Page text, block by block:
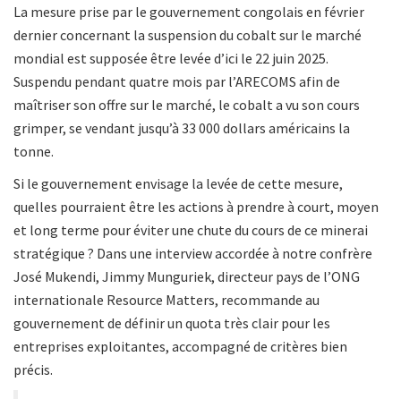
La mesure prise par le gouvernement congolais en février
dernier concernant la suspension du cobalt sur le marché
mondial est supposée être levée d’ici le 22 juin 2025.
Suspendu pendant quatre mois par l’ARECOMS afin de
maîtriser son offre sur le marché, le cobalt a vu son cours
grimper, se vendant jusqu’à 33 000 dollars américains la
tonne.
Si le gouvernement envisage la levée de cette mesure,
quelles pourraient être les actions à prendre à court, moyen
et long terme pour éviter une chute du cours de ce minerai
stratégique ? Dans une interview accordée à notre confrère
José Mukendi, Jimmy Munguriek, directeur pays de l’ONG
internationale Resource Matters, recommande au
gouvernement de définir un quota très clair pour les
entreprises exploitantes, accompagné de critères bien
précis.